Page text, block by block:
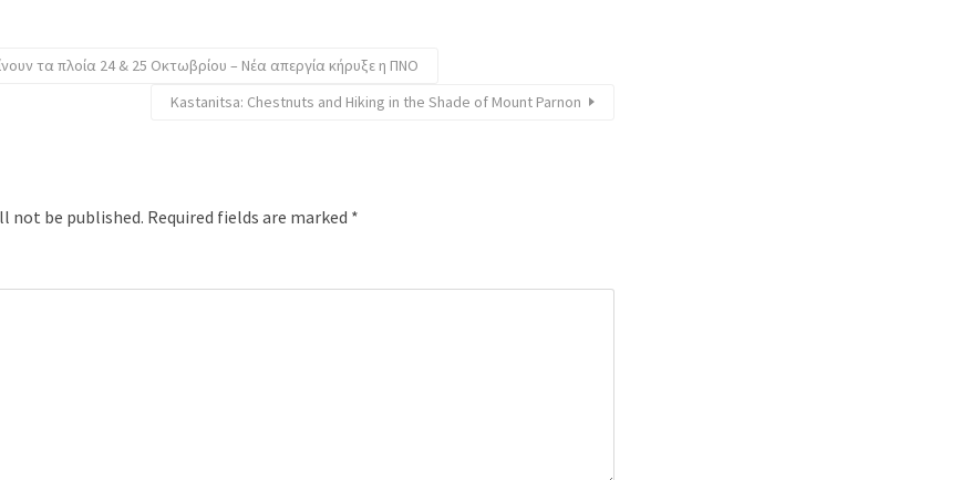
τα πλοία 24 & 25 Οκτωβρίου – Νέα απεργία κήρυξε η ΠΝΟ
Kastanitsa: Chestnuts and Hiking in the Shade of Mount Parnon
not be published. Required fields are marked *